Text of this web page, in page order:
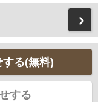
る(無料)
する